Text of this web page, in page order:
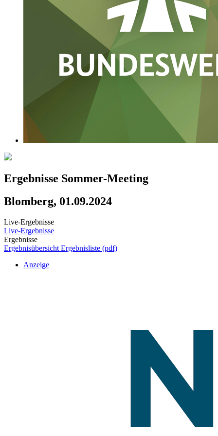
Ergebnisse Sommer-Meeting
Blomberg, 01.09.2024
Live-Ergebnisse
Live-Ergebnisse
Ergebnisse
Ergebnisübersicht Ergebnisliste (pdf)
Anzeige